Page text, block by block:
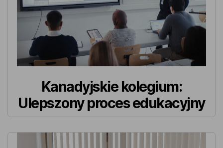
Kanadyjskie kolegium:
Ulepszony proces edukacyjny